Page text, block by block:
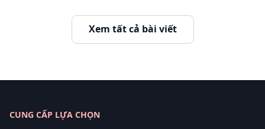
Xem tất cả bài viết
CUNG CẤP LỰA CHỌN